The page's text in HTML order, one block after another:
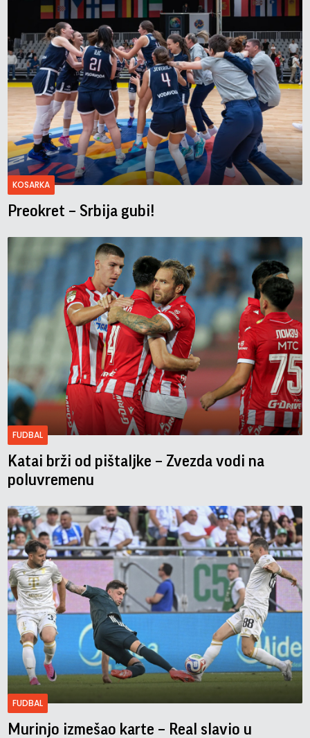
KOSARKA
Preokret – Srbija gubi!
FUDBAL
Katai brži od pištaljke – Zvezda vodi na
poluvremenu
FUDBAL
Murinjo izmešao karte – Real slavio u